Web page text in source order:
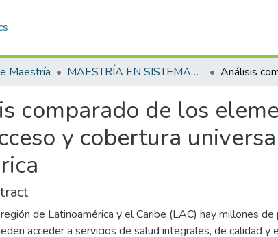
Maestría MAESTRÍA EN SISTEMAS DE SALUD Y SEGURIDAD SOCIAL
comparado de los
y cobertura
de Latinoamérica y el Caribe (LAC) hay millones de
acceder a servicios de salud integrales, de calidad y